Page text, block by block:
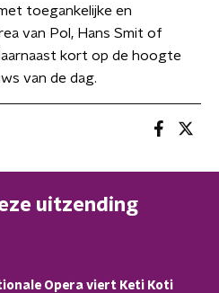
toegankelijke en
van Pol, Hans Smit of
kort op de hoogte
van de dag.
uitzending
Opera viert Keti Koti